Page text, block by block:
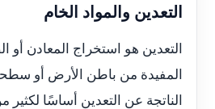
التعدين والمواد الخام
التعدين هو استخراج المعادن أو
المفيدة من باطن الأرض أو
الناتجة عن التعدين أساسًا